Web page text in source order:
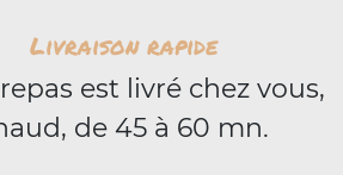
Livraison rapide
est livré chez vous,
de 45 à 60 mn.